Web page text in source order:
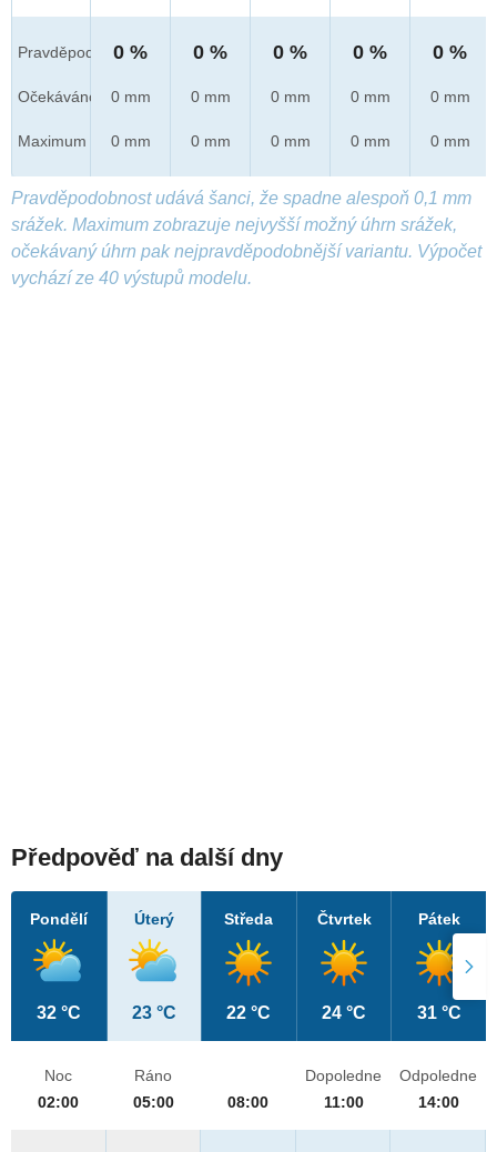
Pravděpod.
Očekáváno
Maximum
0 %
0 mm
0 mm
0 %
0 mm
0 mm
0 %
0 mm
0 mm
0 %
0 mm
0 mm
0 %
0 mm
0 mm
Pravděpodobnost udává šanci, že spadne alespoň 0,1 mm
srážek. Maximum zobrazuje nejvyšší možný úhrn srážek,
očekávaný úhrn pak nejpravděpodobnější variantu. Výpočet
vychází ze 40 výstupů modelu.
Předpověď na další dny
Pondělí
32 °C
Úterý
23 °C
Středa
22 °C
Čtvrtek
24 °C
Pátek
31 °C
Noc
02:00
Ráno
05:00
08:00
Dopoledne
11:00
Odpoledne
14:00